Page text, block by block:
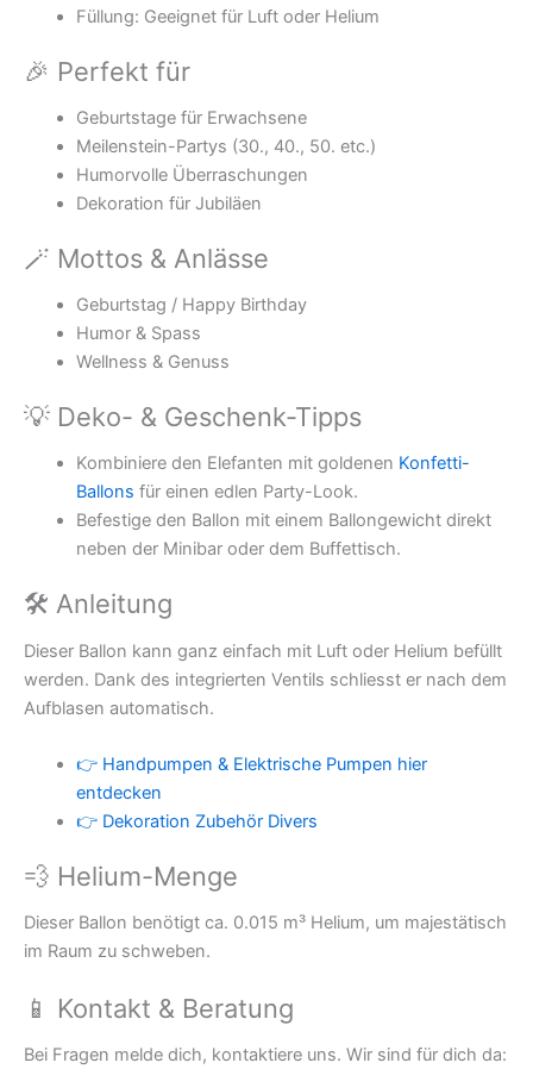
Füllung: Geeignet für Luft oder Helium
🎉 Perfekt für
Geburtstage für Erwachsene
Meilenstein-Partys (30., 40., 50. etc.)
Humorvolle Überraschungen
Dekoration für Jubiläen
🪄 Mottos & Anlässe
Geburtstag / Happy Birthday
Humor & Spass
Wellness & Genuss
💡 Deko- & Geschenk-Tipps
Kombiniere den Elefanten mit goldenen Konfetti-
Ballons für einen edlen Party-Look.
Befestige den Ballon mit einem Ballongewicht direkt
neben der Minibar oder dem Buffettisch.
🛠 Anleitung
Dieser Ballon kann ganz einfach mit Luft oder Helium befüllt
werden. Dank des integrierten Ventils schliesst er nach dem
Aufblasen automatisch.
👉 Handpumpen & Elektrische Pumpen hier
entdecken
👉 Dekoration Zubehör Divers
💨 Helium-Menge
Dieser Ballon benötigt ca. 0.015 m³ Helium, um majestätisch
im Raum zu schweben.
📱 Kontakt & Beratung
Bei Fragen melde dich, kontaktiere uns. Wir sind für dich da: